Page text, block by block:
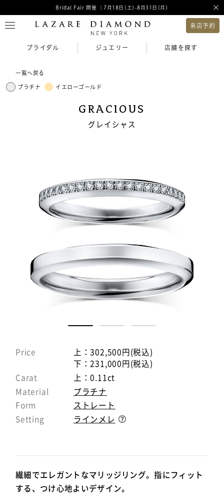
Bridal Fair 開催 ｜7月18日(土)-8月31日(月)
来店予約
ブライダル ジュエリー 店舗を探す
一覧へ戻る
プラチナ イエローゴールド
GRACIOUS
グレイシャス
Price
上：302,500円(税込)
下：231,000円(税込)
Carat
上：0.11ct
Material
プラチナ
Form
ストレート
Setting
ラインメレ
繊細でエレガントなマリッジリング。指にフィット
する、つけ心地よいデザイン。